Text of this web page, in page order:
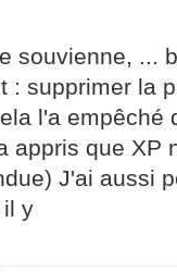
souvienne, ...
: supprimer la
l'a empêché
appris que XP
J'ai aussi
y